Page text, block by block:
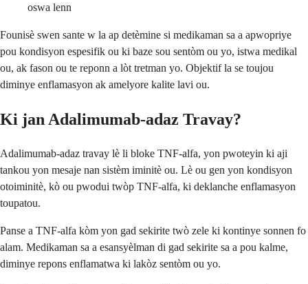
oswa lenn
Founisè swen sante w la ap detèmine si medikaman sa a apwopriye
pou kondisyon espesifik ou ki baze sou sentòm ou yo, istwa medikal
ou, ak fason ou te reponn a lòt tretman yo. Objektif la se toujou
diminye enflamasyon ak amelyore kalite lavi ou.
Ki jan Adalimumab-adaz Travay?
Adalimumab-adaz travay lè li bloke TNF-alfa, yon pwoteyin ki aji
tankou yon mesaje nan sistèm iminitè ou. Lè ou gen yon kondisyon
otoiminitè, kò ou pwodui twòp TNF-alfa, ki deklanche enflamasyon
toupatou.
Panse a TNF-alfa kòm yon gad sekirite twò zele ki kontinye sonnen fo
alam. Medikaman sa a esansyèlman di gad sekirite sa a pou kalme,
diminye repons enflamatwa ki lakòz sentòm ou yo.